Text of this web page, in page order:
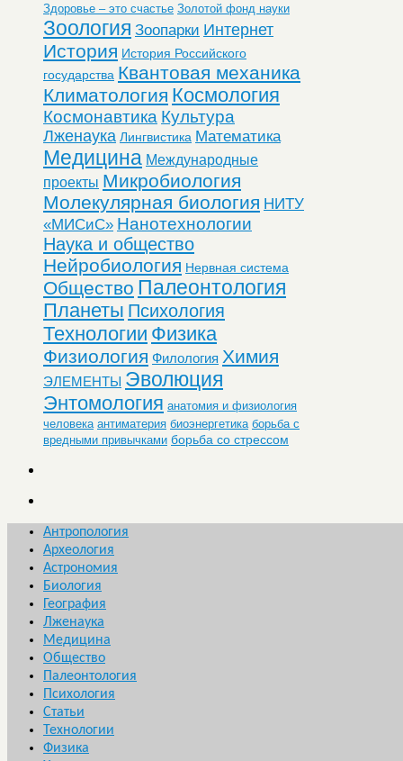
Здоровье – это счастье Золотой фонд науки
Зоология Зоопарки Интернет
История История Российского
государства Квантовая механика
Климатология Космология
Космонавтика Культура
Лженаука Лингвистика Математика
Медицина Международные
проекты Микробиология
Молекулярная биология НИТУ
«МИСиС» Нанотехнологии
Наука и общество
Нейробиология Нервная система
Общество Палеонтология
Планеты Психология
Технологии Физика
Физиология Филология Химия
ЭЛЕМЕНТЫ Эволюция
Энтомология анатомия и физиология
человека антиматерия биоэнергетика борьба с
вредными привычками борьба со стрессом
Антропология
Археология
Астрономия
Биология
География
Лженаука
Медицина
Общество
Палеонтология
Психология
Статьи
Технологии
Физика